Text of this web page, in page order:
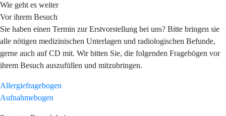
Wie geht es weiter
Vor ihrem Besuch
Sie haben einen Termin zur Erstvorstellung bei uns? Bitte bringen sie
alle nötigen medizinischen Unterlagen und radiologischen Befunde,
gerne auch auf CD mit. Wir bitten Sie, die folgenden Fragebögen vor
ihrem Besuch auszufüllen und mitzubringen.
Allergiefragebogen
Aufnahmebogen